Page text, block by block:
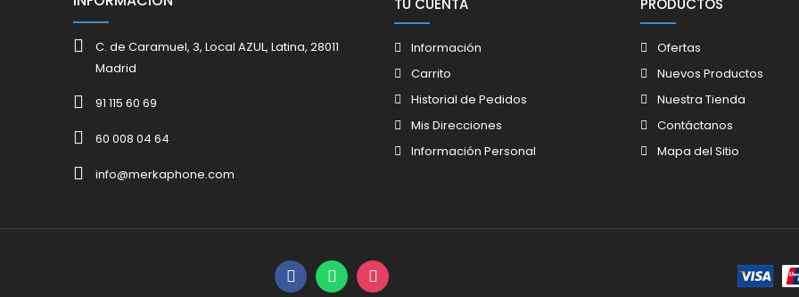
C. de Caramuel, 3, Local AZUL, Latina, 28011
Madrid
91 115 60 69
60 008 04 64
info@merkaphone.com
TU CUENTA
Información
Carrito
Historial de Pedidos
Mis Direcciones
Información Personal
PRODUCTOS
Ofertas
Nuevos Productos
Nuestra Tienda
Contáctanos
Mapa del Sitio